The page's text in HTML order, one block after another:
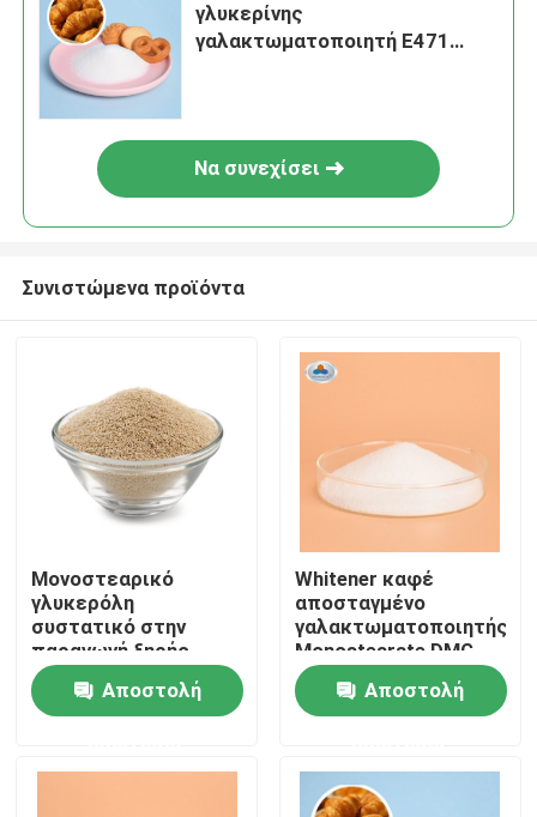
Σπίτι
γλυκερίνης
γαλακτωματοποιητή E471
Να συνεχίσει
Συνιστώμενα προϊόντα
Μονοστεαρικό
γλυκερόλη
συστατικό στην
παραγωγή ξηρής
ζύμης για προϊόντα
αρτοποιίαςΑποστολή
Whitener καφέ
αποσταγμένο
γαλακτωματοποιητής
Monostearate DMG
γλυκερίνης
γαλακτώδες λευκό
Αποστολή